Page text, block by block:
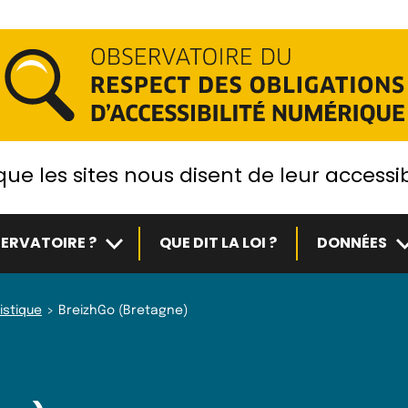
les sites nous disent de leur
? Sous-menuQUE DIT LA LOI ? DONNÉES
BreizhGo (Bretagne)